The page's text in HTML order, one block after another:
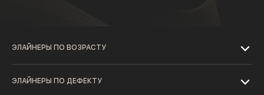
ЭЛАЙНЕРЫ ПО ВОЗРАСТУ
ЭЛАЙНЕРЫ ПО ДЕФЕКТУ